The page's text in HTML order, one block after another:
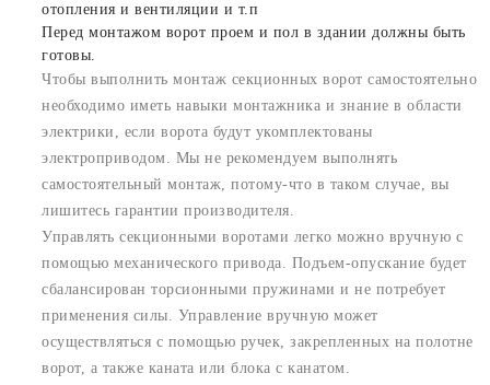
отопления и вентиляции и т.п
Перед монтажом ворот проем и пол в здании должны быть
готовы.
Чтобы выполнить монтаж секционных ворот самостоятельно
необходимо иметь навыки монтажника и знание в области
электрики, если ворота будут укомплектованы
электроприводом. Мы не рекомендуем выполнять
самостоятельный монтаж, потому-что в таком случае, вы
лишитесь гарантии производителя.
Управлять секционными воротами легко можно вручную с
помощью механического привода. Подъем-опускание будет
сбалансирован торсионными пружинами и не потребует
применения силы. Управление вручную может
осуществляться с помощью ручек, закрепленных на полотне
ворот, а также каната или блока с канатом.